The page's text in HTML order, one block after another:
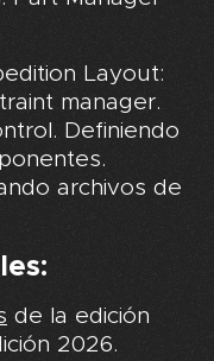
Layout:
manager.
Definiendo
archivos de
de la edición
2026.